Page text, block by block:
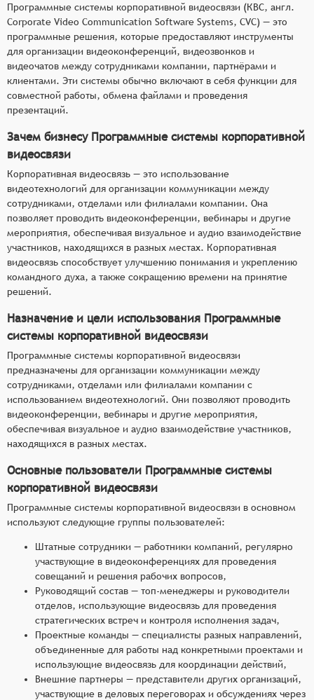
Программные системы корпоративной видеосвязи (КВС, англ.
Corporate Video Communication Software Systems, CVC) — это
программные решения, которые предоставляют инструменты
для организации видеоконференций, видеозвонков и
видеочатов между сотрудниками компании, партнёрами и
клиентами. Эти системы обычно включают в себя функции для
совместной работы, обмена файлами и проведения
презентаций.
Зачем бизнесу Программные системы корпоративной
видеосвязи
Корпоративная видеосвязь — это использование
видеотехнологий для организации коммуникации между
сотрудниками, отделами или филиалами компании. Она
позволяет проводить видеоконференции, вебинары и другие
мероприятия, обеспечивая визуальное и аудио взаимодействие
участников, находящихся в разных местах. Корпоративная
видеосвязь способствует улучшению понимания и укреплению
командного духа, а также сокращению времени на принятие
решений.
Назначение и цели использования Программные
системы корпоративной видеосвязи
Программные системы корпоративной видеосвязи
предназначены для организации коммуникации между
сотрудниками, отделами или филиалами компании с
использованием видеотехнологий. Они позволяют проводить
видеоконференции, вебинары и другие мероприятия,
обеспечивая визуальное и аудио взаимодействие участников,
находящихся в разных местах.
Основные пользователи Программные системы
корпоративной видеосвязи
Программные системы корпоративной видеосвязи в основном
используют следующие группы пользователей:
Штатные сотрудники — работники компаний, регулярно
участвующие в видеоконференциях для проведения
совещаний и решения рабочих вопросов,
Руководящий состав — топ-менеджеры и руководители
отделов, использующие видеосвязь для проведения
стратегических встреч и контроля исполнения задач,
Проектные команды — специалисты разных направлений,
объединенные для работы над конкретными проектами и
использующие видеосвязь для координации действий,
Внешние партнеры — представители других организаций,
участвующие в деловых переговорах и обсуждениях через